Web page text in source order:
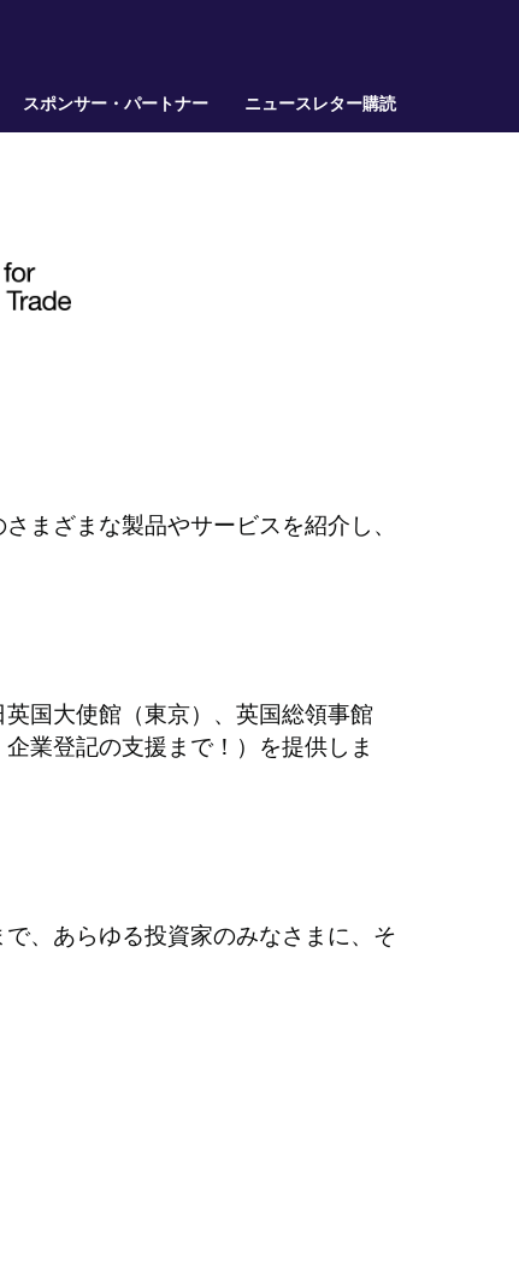
スポンサー・パートナー ニュースレター購読
まざまな製品やサービスを紹介し、
国大使館（東京）、英国総領事館
業登記の支援まで！）を提供しま
、あらゆる投資家のみなさまに、そ